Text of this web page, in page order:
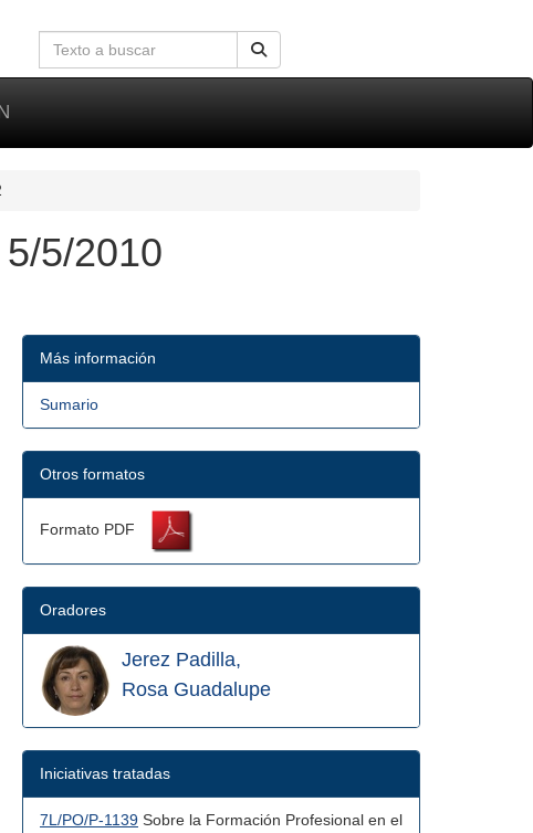
5/2010
Más información
Sumario
Otros formatos
Formato PDF
Oradores
Jerez Padilla,
Rosa Guadalupe
Iniciativas tratadas
7L/PO/P-1139 Sobre la Formación Profesional en el